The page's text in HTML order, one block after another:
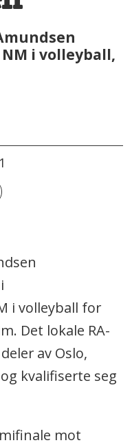
i volleyball,
i volleyball for
Det lokale RA-
av Oslo,
kvalifiserte seg
mot